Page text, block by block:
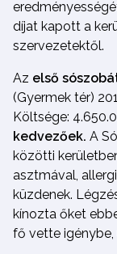
díjat kapott a
szervezetektől.
Az első
(Gyermek tér)
Költsége:
kedvezőek. A
közötti
asztmával,
küzdenek.
kínozta őket
fő vette igénybe,